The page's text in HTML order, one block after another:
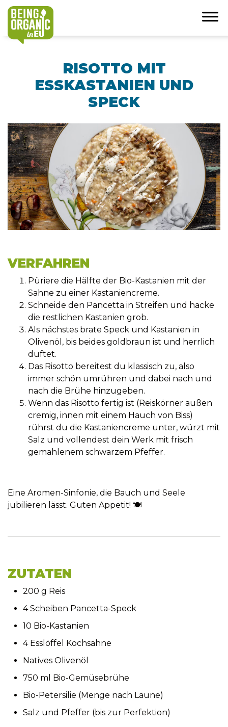
RISOTTO MIT
ESSKASTANIEN UND
SPECK
VERFAHREN
Püriere die Hälfte der Bio-Kastanien mit der
Sahne zu einer Kastaniencreme.
Schneide den Pancetta in Streifen und hacke
die restlichen Kastanien grob.
Als nächstes brate Speck und Kastanien in
Olivenöl, bis beides goldbraun ist und herrlich
duftet.
Das Risotto bereitest du klassisch zu, also
immer schön umrühren und dabei nach und
nach die Brühe hinzugeben.
Wenn das Risotto fertig ist (Reiskörner außen
cremig, innen mit einem Hauch von Biss)
rührst du die Kastaniencreme unter, würzt mit
Salz und vollendest dein Werk mit frisch
gemahlenem schwarzem Pfeffer.
Eine Aromen-Sinfonie, die Bauch und Seele
jubilieren lässt. Guten Appetit! 🍽
ZUTATEN
200 g Reis
4 Scheiben Pancetta-Speck
10 Bio-Kastanien
4 Esslöffel Kochsahne
Natives Olivenöl
750 ml Bio-Gemüsebrühe
Bio-Petersilie (Menge nach Laune)
Salz und Pfeffer (bis zur Perfektion)